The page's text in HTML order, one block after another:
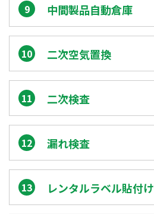
9 中間製品自動倉庫
10 二次空気置換
11 二次検査
12 漏れ検査
13 レンタルラベル貼付け